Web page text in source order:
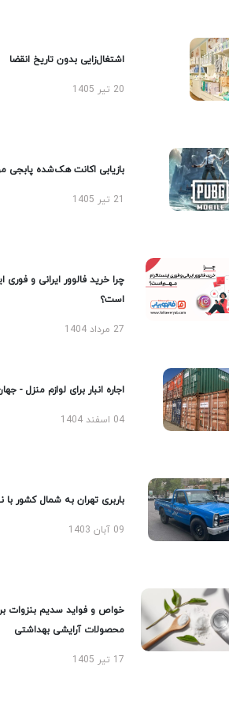
اشتغال‌زایی بدون تاریخ انقضا
20 تیر 1405
بازیابی اکانت هک‌شده پابجی
چرا خرید فالوور ایرانی و فوری
است؟
27 مرداد 1404
اجاره انبار برای لوازم منزل - جهان
04 اسفند 1404
باربری تهران به شمال کشور با
09 آبان 1403
خواص و فواید سدیم بنزوات
محصولات آرایشی بهداشتی
17 تیر 1405